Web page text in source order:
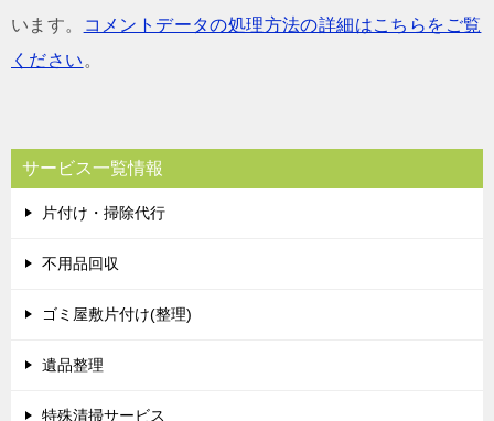
います。
コメントデータの処理方法の詳細はこちらをご覧
ください 。
サービス一覧情報
片付け・掃除代行
不用品回収
ゴミ屋敷片付け(整理)
遺品整理
特殊清掃サービス